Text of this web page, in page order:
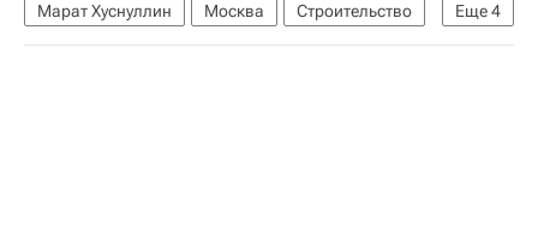
Еще4
Марат Хуснуллин Москва
Строительство
Казань
Екатеринбург Регионы Дороги